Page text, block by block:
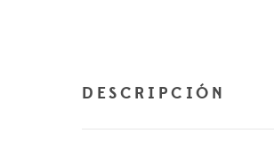
DESCRIPCIÓN